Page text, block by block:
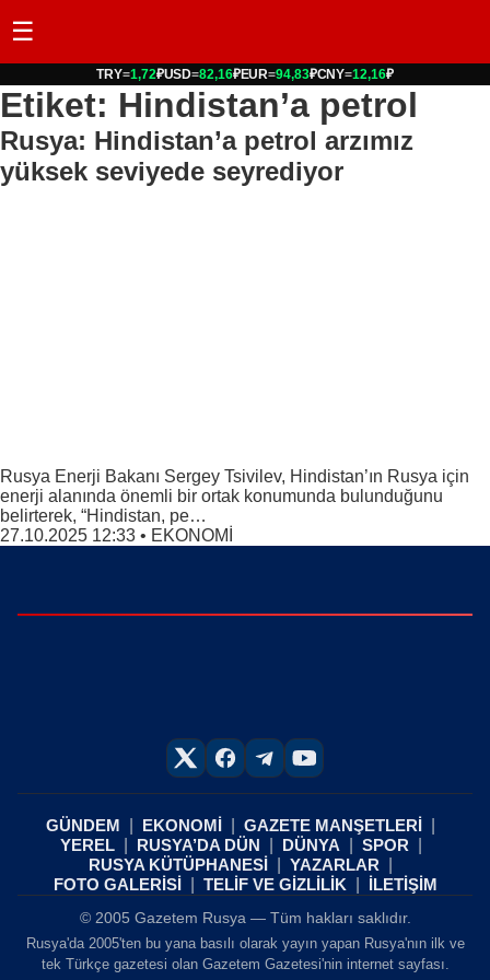
☰
TRY=1,72₽USD=82,16₽EUR=94,83₽CNY=12,16₽
Etiket: Hindistan’a petrol
Rusya: Hindistan’a petrol arzımız
yüksek seviyede seyrediyor
Rusya Enerji Bakanı Sergey Tsivilev, Hindistan’ın Rusya için
enerji alanında önemli bir ortak konumunda bulunduğunu
belirterek, “Hindistan, pe…
27.10.2025 12:33 • EKONOMİ
GÜNDEM EKONOMİ
GAZETE MANŞETLERİ
YEREL
RUSYA’DA DÜN DÜNYA
SPOR
RUSYA KÜTÜPHANESİ
YAZARLAR
FOTO GALERİSİ
TELİF VE GİZLİLİK İLETİŞİM
© 2005 Gazetem Rusya — Tüm hakları saklıdır.
Rusya'da 2005'ten bu yana basılı olarak yayın yapan Rusya'nın ilk ve
tek Türkçe gazetesi olan Gazetem Gazetesi'nin internet sayfası.